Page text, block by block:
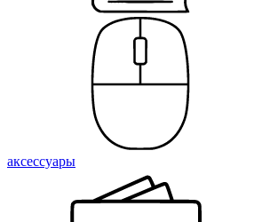
аксессуары